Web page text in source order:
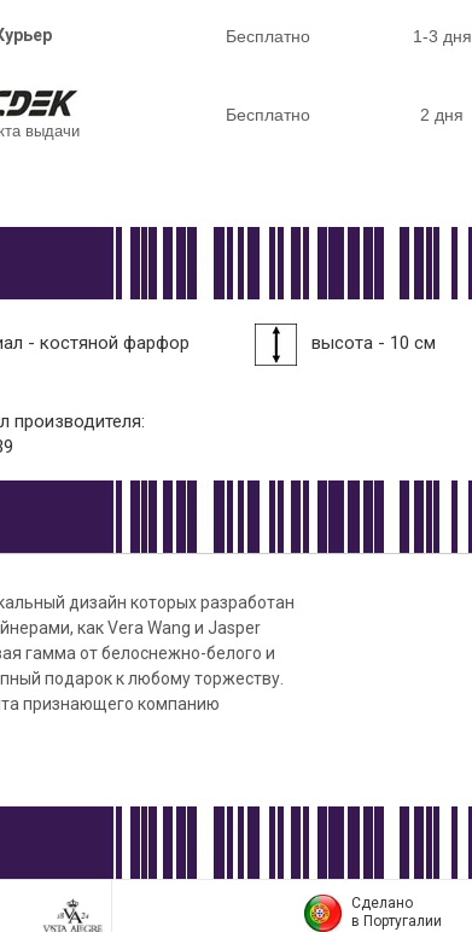
Бесплатно 1-3 дня
выдачи
Бесплатно 2 дня
- костяной фарфор высота - 10 см
производителя:
дизайн которых разработан
как Vera Wang и Jasper
гамма от белоснежно-белого и
подарок к любому торжеству.
признающего компанию
Сделано
в Португалии